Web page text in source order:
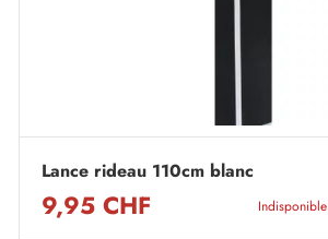
Lance rideau 110cm blanc
9,95 CHF Indisponible